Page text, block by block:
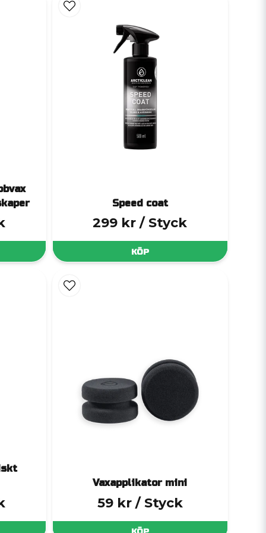
som annars kan skada bilens yta.
lackskydd förhindrar detta.
ut varje dag.
blir lättare att tvätta.
skydd, otrolig vattenavrinning och ett
och ändå få ett slitstarkt resultat.
Den fungerar även utmärkt för att ta
Speed coat
299 kr / Styck
KÖP
Vaxapplikator mini
59 kr / Styck